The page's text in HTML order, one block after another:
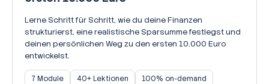
Lerne Schritt für Schritt, wie du deine Finanzen
strukturierst, eine realistische Sparsumme festlegst und
deinen persönlichen Weg zu den ersten 10.000 Euro
entwickelst.
7 Module 40+ Lektionen 100% on-demand